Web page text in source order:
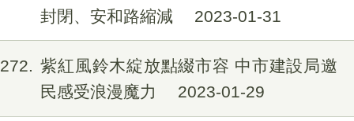
封閉、安和路縮減
2023-01-31
紫紅風鈴木綻放點綴市容 中市建設局邀
民感受浪漫魔力
2023-01-29